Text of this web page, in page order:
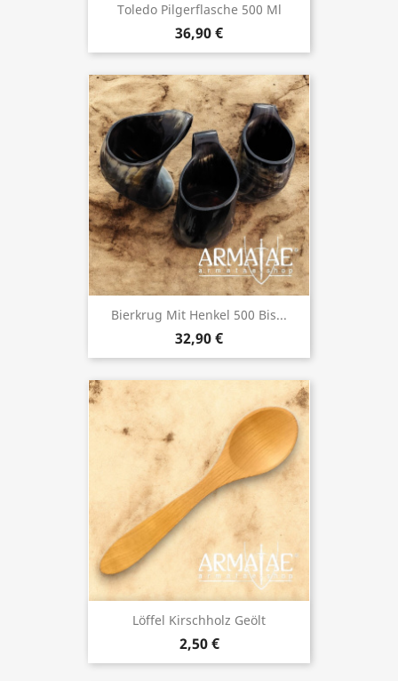
Toledo Pilgerflasche 500 Ml
36,90 €
Bierkrug Mit Henkel 500 Bis...
32,90 €
Löffel Kirschholz Geölt
2,50 €